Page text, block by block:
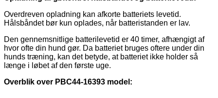
Overdreven opladning kan afkorte batteriets levetid.
Hålsbåndet bør kun oplades, når batteristanden er lav.
Den gennemsnitlige batterilevetid er 40 timer, afhængigt af
hvor ofte din hund gør. Da batteriet bruges oftere under din
hunds træning, kan det betyde, at batteriet ikke holder så
længe i løbet af den første uge.
Overblik over PBC44-16393 model: